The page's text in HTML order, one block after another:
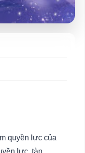
quyền lực của
lực, tàn